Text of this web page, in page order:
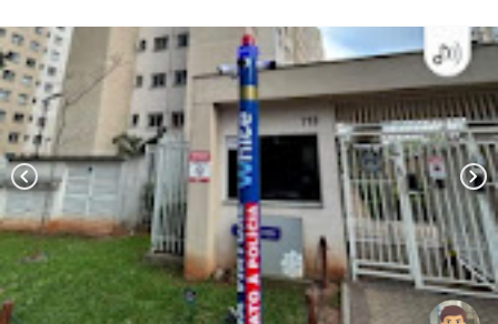
chevron_left chevron_right